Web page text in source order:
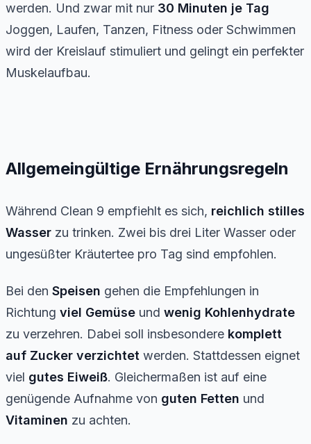
werden. Und zwar mit nur 30 Minuten je Tag
Joggen, Laufen, Tanzen, Fitness oder Schwimmen
wird der Kreislauf stimuliert und gelingt ein perfekter
Muskelaufbau.
Allgemeingültige Ernährungsregeln
Während Clean 9 empfiehlt es sich, reichlich stilles
Wasser zu trinken. Zwei bis drei Liter Wasser oder
ungesüßter Kräutertee pro Tag sind empfohlen.
Bei den Speisen gehen die Empfehlungen in
Richtung viel Gemüse und wenig Kohlenhydrate
zu verzehren. Dabei soll insbesondere komplett
auf Zucker verzichtet werden. Stattdessen eignet
viel gutes Eiweiß. Gleichermaßen ist auf eine
genügende Aufnahme von guten Fetten und
Vitaminen zu achten.